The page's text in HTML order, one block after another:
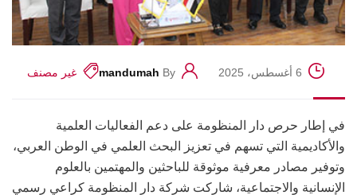
6 أغسطس، 2025 By
mandumah غير مصنف
في إطار حرص دار المنظومة على دعم الفعاليات العلمية
والأكاديمية التي تسهم في تعزيز البحث العلمي في الوطن العربي،
وتوفير مصادر معرفية موثوقة للباحثين والمهتمين بالعلوم
الإنسانية والاجتماعية، شاركت شركة دار المنظومة كراعي رسمي